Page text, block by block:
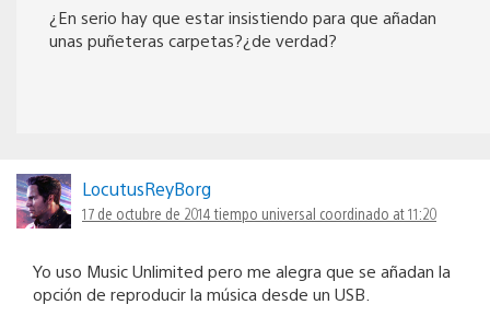
¿En serio hay que estar insistiendo para que añadan
unas puñeteras carpetas?¿de verdad?
LocutusReyBorg
17 de octubre de 2014 tiempo universal coordinado at 11:20
Yo uso Music Unlimited pero me alegra que se añadan la
opción de reproducir la música desde un USB.